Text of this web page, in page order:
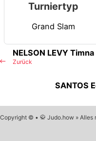
Turniertyp
Grand Slam
Zurück
NELSON LEVY
SANTOS
Copyright © • 🥋 Judo.how » Alles